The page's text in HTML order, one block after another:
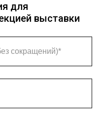
для
выставки
сокращений)*